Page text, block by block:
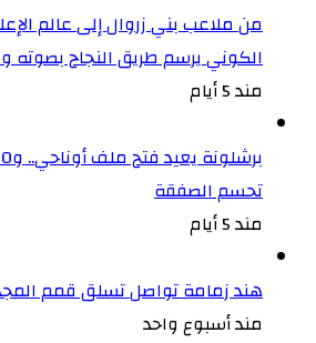
من ملاعب بني زروال إلى عالم
الكوني يرسم طريق النجاح
مند 5 أيام
تحسم الصفقة
مند 5 أيام
هند زمامة تواصل تسلق قمم
مند أسبوع واحد